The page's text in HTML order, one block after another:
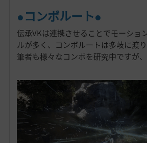
●コンボルート●
伝承VKは連携させることでモーショ
ルが多く、コンボルートは多岐に渡り
筆者も様々なコンボを研究中ですが、